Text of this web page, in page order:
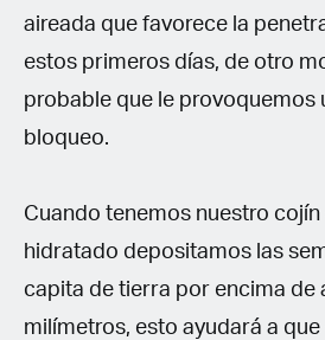
aireada que favorece la
estos primeros días, de otro
probable que le provoquemos
bloqueo.
Cuando tenemos nuestro
hidratado depositamos las
capita de tierra por encima de
milímetros, esto ayudará a